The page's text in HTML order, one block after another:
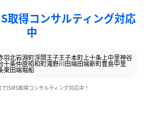
取得コンサルティング対応
中
羽北岩淵町浮間王子王子本町 上十条 上中里神谷
十条仲原昭和町滝野川田端田端新町豊島中里
東田端堀船
ISMS取得コンサルティング対応中！